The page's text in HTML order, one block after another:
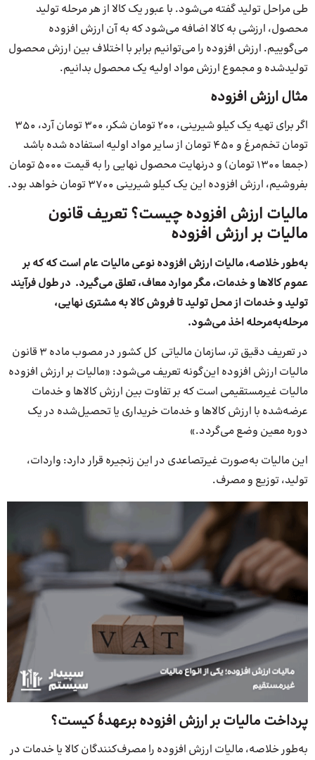
طی مراحل تولید گفته می‌شود. با عبور یک کالا از هر مرحله تولید
محصول، ارزشی به کالا اضافه می‌شود که به آن ارزش افزوده
می‌گوییم. ارزش افزوده را می‌توانیم برابر با اختلاف بین ارزش محصول
تولید‌شده و مجموع ارزش مواد اولیه یک محصول بدانیم.
مثال ارزش افزوده
اگر برای تهیه یک کیلو شیرینی، ۲۰۰ تومان شکر، ۳۰۰ تومان آرد، ۳۵۰
تومان تخم‌مرغ و ۴۵۰ تومان از سایر مواد اولیه استفاده شده باشد
(جمعا ۱۳۰۰ تومان) و در‌نهایت محصول نهایی را به قیمت ۵۰۰۰ تومان
بفروشیم، ارزش افزوده این یک کیلو شیرینی ۳۷۰۰ تومان خواهد بود.
مالیات ارزش افزوده چیست؟ تعریف قانون
مالیات بر ارزش افزوده
به‌طور خلاصه، مالیات ارزش افزوده نوعی مالیات عام است که که بر
عموم کالاها و خدمات، مگر موارد معاف، تعلق می‌گیرد. در طول فرآیند
تولید و خدمات از محل تولید تا فروش کالا به مشتری نهایی،
مرحله‌به‌مرحله اخذ می‌شود.
در تعریف دقیق تر، سازمان مالیاتی کل کشور در مصوب ماده ۳ قانون
مالیات ارزش افزوده این‌گونه تعریف می‌شود: «مالیات بر ارزش افزوده
مالیات غیر‌مستقیمی است که بر تفاوت بین ارزش کالاها و خدمات
عرضه‌شده با ارزش کالاها و خدمات خریداری یا تحصیل‌شده در یک
دوره معین وضع می‌گردد.»
این مالیات به‌صورت غیر‌تصاعدی در این زنجیره قرار دارد: واردات،
تولید، توزیع و مصرف.
پرداخت مالیات بر ارزش افزوده بر‌عهدۀ کیست؟
به‌طور خلاصه، مالیات ارزش افزوده را مصرف‌کنندگان کالا یا خدمات در